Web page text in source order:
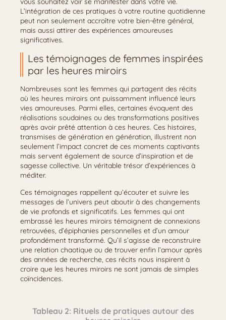
L’intégration de ces pratiques à votre routine quotidienne
peut non seulement accroître votre bien-être général,
mais aussi attirer des expériences amoureuses
significatives.
Les témoignages de femmes inspirées
par les heures miroirs
Nombreuses sont les femmes qui partagent des récits
où les heures miroirs ont puissamment influencé leurs
vies amoureuses. Parmi elles, certaines évoquent des
réalisations soudaines ou des transformations positives
après avoir prêté attention à ces heures. Ces histoires,
transmises de génération en génération, illustrent non
seulement l’impact concret de ces moments captivants
mais servent également de source d’inspiration et de
sagesse collective. Un véritable trésor d’expériences à
méditer.
Ces témoignages rappellent qu’écouter et suivre les
messages de l’univers peut aboutir à des changements
de vie profonds et significatifs. Les femmes qui ont
embrassé les heures miroirs témoignent de connexions
retrouvées, d’épiphanies personnelles et d’un amour
profondément transformé. Qu’il s’agisse de reconstruire
une relation chaotique ou de trouver enfin l’amour après
des années de recherche, ces récits nous inspirent à
croire que les heures miroirs ne sont jamais de simples
coïncidences.
Tableau 2: Rituels de pratiques autour des